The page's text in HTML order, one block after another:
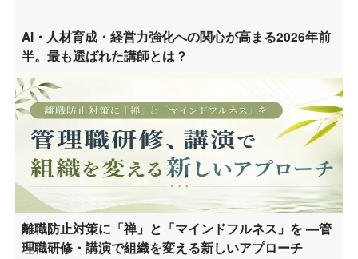
AI・人材育成・経営力強化への関心が高まる2026年前
半。最も選ばれた講師とは？
離職防止対策に「禅」と「マインドフルネス」を ―管
理職研修・講演で組織を変える新しいアプローチ